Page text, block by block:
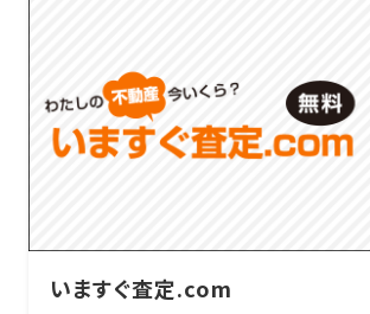
いますぐ査定.com